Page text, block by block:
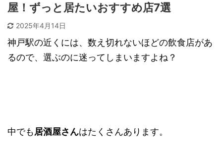
屋！ずっと居たいおすすめ店7選
2025年4月14日
神戸駅の近くには、数え切れないほどの飲食店があ
るので、選ぶのに迷ってしまいますよね？
中でも居酒屋さんはたくさんあります。